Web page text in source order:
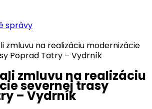
správy
zmluvu na realizáciu modernizácie
Poprad Tatry – Vydrník
zmluvu na realizáciu
severnej trasy
– Vydrník